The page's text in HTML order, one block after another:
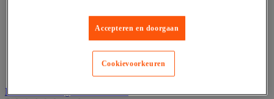
Scharnierpen, -strip en geheng
Sluitknop en handgreep
Industrieel reinigen en ontvetten
Accepteren en doorgaan
Cookievoorkeuren